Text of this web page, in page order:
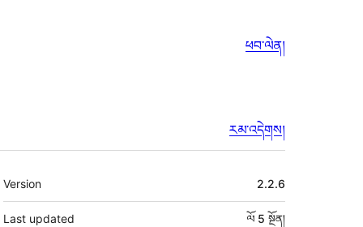
ཕབ་ལེན།
རམ་འདེགས།
ཟུར་
བརྗོད།
Version 2.2.6
Last updated ལོ 5 སྔོན།